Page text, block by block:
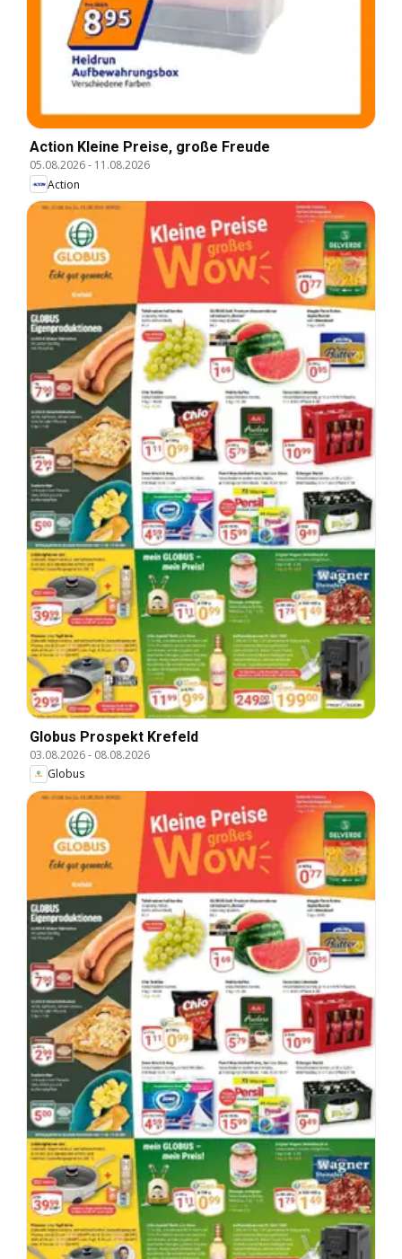
Action Kleine Preise, große Freude
05.08.2026- 11.08.2026
Action
Globus Prospekt Krefeld
03.08.2026- 08.08.2026
Globus